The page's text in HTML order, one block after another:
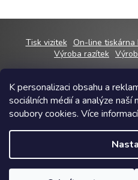
K personalizaci obsahu a
sociálních médií a analýze
soubory cookies. Více informací
p
Tisk vizitek On-line tiskárna
Výroba razítek
Copyright 2026 RAFOshop .
Grafický návrh vytvořil a na